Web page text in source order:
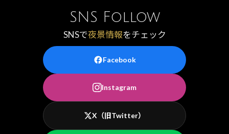
SNS Follow
SNSで夜景情報をチェック
Facebook
Instagram
X（旧Twitter）